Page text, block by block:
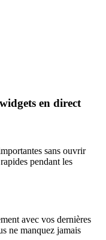
en direct
sans ouvrir
pendant les
avec vos dernières
ne manquez jamais